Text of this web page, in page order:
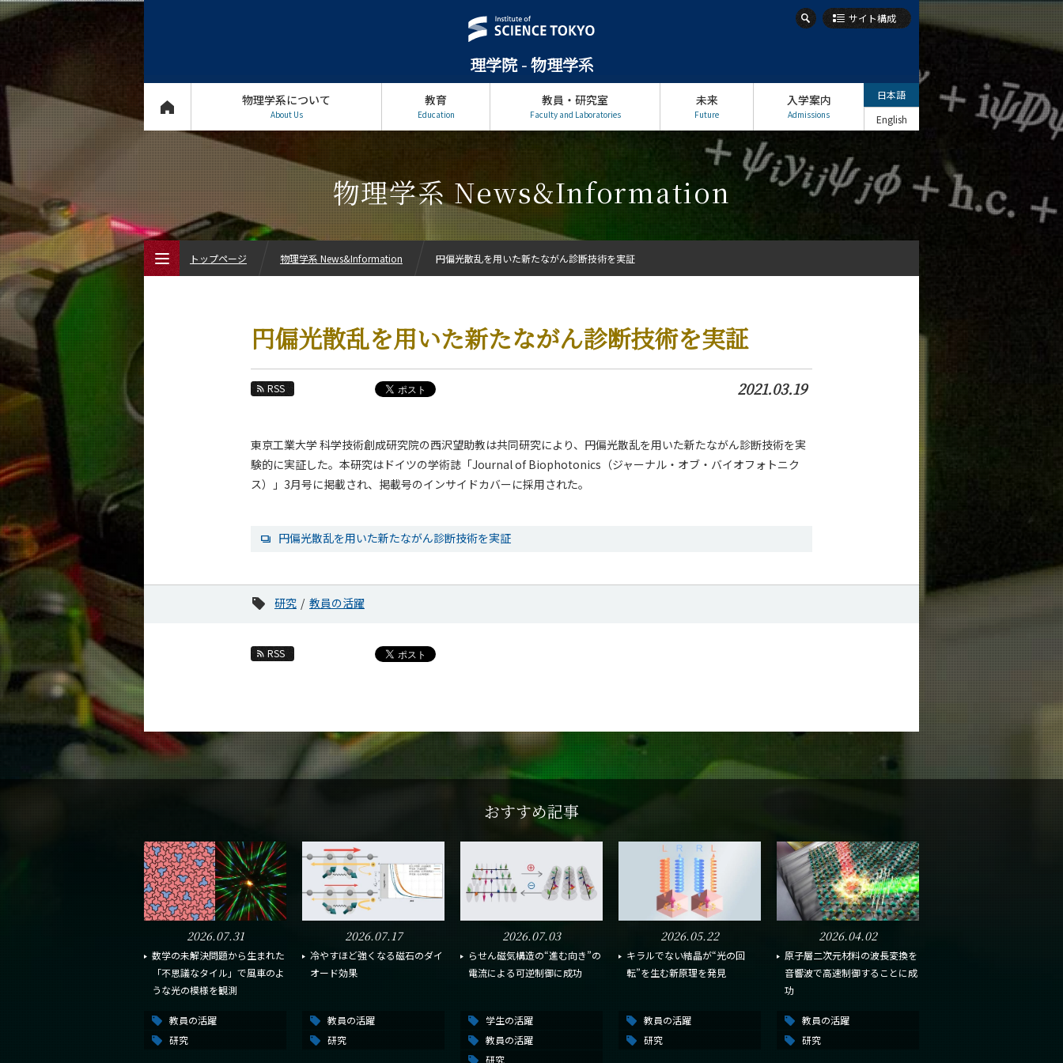
理学院 - 物理学系
サイト構成
物理学系について
About Us
教育
Education
教員・研究室
Faculty and Laboratories
未来
Future
入学案内
Admissions
日本語
English
物理学系 News&Information
円偏光散乱を用いた新たながん診断技術を実証
RSS 2021.03.19
東京工業大学 科学技術創成研究院の西沢望助教は共同研究により、円偏光散乱を用いた新たながん診断技術を実
験的に実証した。本研究はドイツの学術誌「Journal of Biophotonics（ジャーナル・オブ・バイオフォトニク
ス）」3月号に掲載され、掲載号のインサイドカバーに採用された。
円偏光散乱を用いた新たながん診断技術を実証
研究 教員の活躍
RSS
おすすめ記事
2026.07.31
数学の未解決問題から生まれた
「不思議なタイル」で風車のよ
うな光の模様を観測
教員の活躍
研究
2026.07.17
冷やすほど強くなる磁石のダイ
オード効果
教員の活躍
研究
2026.07.03
らせん磁気構造の“進む向き”の
電流による可逆制御に成功
学生の活躍
教員の活躍
研究
2026.05.22
キラルでない結晶が“光の回
転”を生む新原理を発見
教員の活躍
研究
2026.04.02
原子層二次元材料の波長変換を
音響波で高速制御することに成
功
教員の活躍
研究
トップページ 物理学系 News&Information 円偏光散乱を用いた新たながん診断技術を実証
物理学系 News&Information
月別